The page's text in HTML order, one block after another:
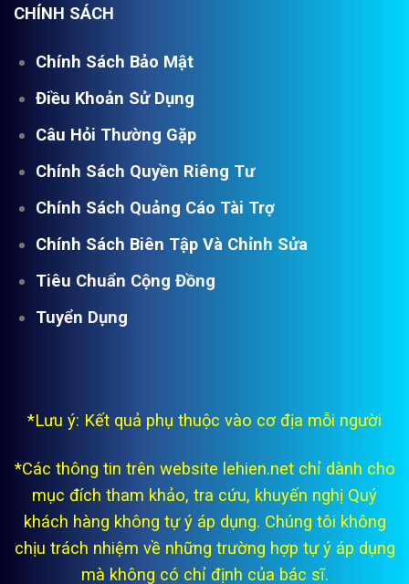
CHÍNH SÁCH
Chính Sách Bảo Mật
Điều Khoản Sử Dụng
Câu Hỏi Thường Gặp
Chính Sách Quyền Riêng Tư
Chính Sách Quảng Cáo Tài Trợ
Chính Sách Biên Tập Và Chỉnh Sửa
Tiêu Chuẩn Cộng Đồng
Tuyển Dụng
*Lưu ý: Kết quả phụ thuộc vào cơ địa mỗi người
*Các thông tin trên website lehien.net chỉ dành cho
mục đích tham khảo, tra cứu, khuyến nghị Quý
khách hàng không tự ý áp dụng. Chúng tôi không
chịu trách nhiệm về những trường hợp tự ý áp dụng
mà không có chỉ định của bác sĩ.